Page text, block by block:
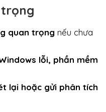
trọng
quan trọng nếu chưa
lỗi, phần mềm
lại hoặc gửi phân tích